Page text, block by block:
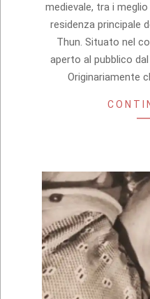
medievale, tra i
residenza principale
Thun. Situato nel
aperto al pubblico
Originariamente